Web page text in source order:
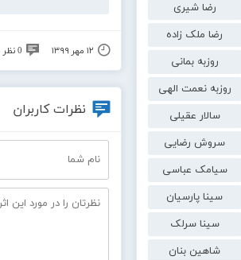
رضا شیری
رضا ملک زاده
روزبه بمانی
روزبه نعمت الهی
سالار عقیلی
سروش رضایی
سیامک عباسی
سینا پارسیان
سینا سرلک
شاهین بنان
۱۲ مهر ۱۳۹۹ 0 نظر
نظرات کاربران